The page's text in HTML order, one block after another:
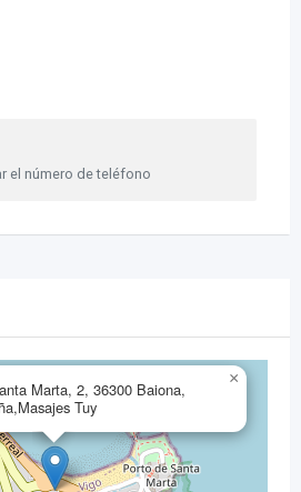
el número de teléfono
Marta, 2, 36300 Baiona,
Tuy
×